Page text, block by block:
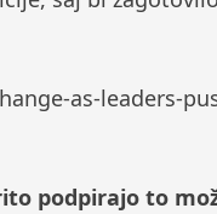
as-leaders-
podpirajo to